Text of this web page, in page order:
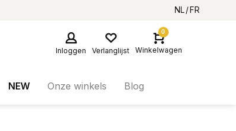
NL FR
Inloggen Verlanglijst
0
Winkelwagen
NEW Onze winkels Blog